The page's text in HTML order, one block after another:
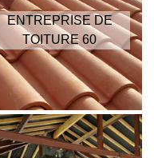
ENTREPRISE DE
TOITURE 60